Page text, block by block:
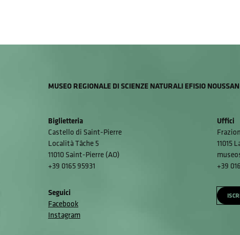
MUSEO REGIONALE DI SCIENZE NATURALI EFISIO NOUSSAN
Biglietteria
Castello di Saint-Pierre
Località Tâche 5
11010 Saint-Pierre (AO)
+39 0165 95931
Uffici
11015
+39
Seguici
Facebook
Instagram